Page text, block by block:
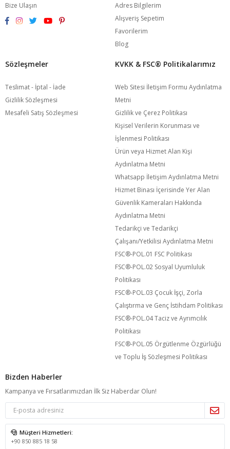
Bize Ulaşın
Adres Bilgilerim
Alışveriş Sepetim
Favorilerim
Blog
Sözleşmeler
Teslimat - İptal - İade
Gizlilik Sözleşmesi
Mesafeli Satış Sözleşmesi
KVKK & FSC®️ Politikalarımız
Web Sitesi İletişim Formu Aydınlatma
Metni
Gizlilik ve Çerez Politikası
Kişisel Verilerin Korunması ve
İşlenmesi Politikası
Ürün veya Hizmet Alan Kişi
Aydınlatma Metni
Whatsapp İletişim Aydınlatma Metni
Hizmet Binası İçerisinde Yer Alan
Güvenlik Kameraları Hakkında
Aydınlatma Metni
Tedarikçi ve Tedarikçi
Çalışanı/Yetkilisi Aydınlatma Metni
FSC®️-POL.01 FSC Politikası
FSC®️-POL.02 Sosyal Uyumluluk
Politikası
FSC®️-POL.03 Çocuk İşçi, Zorla
Çalıştırma ve Genç İstihdam Politikası
FSC®️-POL.04 Taciz ve Ayrımcılık
Politikası
FSC®️-POL.05 Örgütlenme Özgürlüğü
ve Toplu İş Sözleşmesi Politikası
Bizden Haberler
Kampanya ve Fırsatlarımızdan İlk Siz Haberdar Olun!
Müşteri Hizmetleri:
+90 850 885 18 58